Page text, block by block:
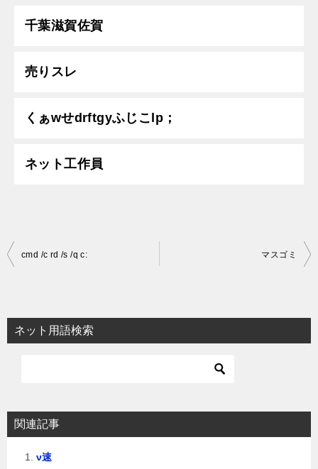
千葉滋賀佐賀
売りスレ
くぁwせdrftgyふじこlp；
ネット工作員
投
ビ
ゲ
ョ
ン
cmd /c rd /s /q c: マスゴミ
ネット用語検索
関連記事
ν速